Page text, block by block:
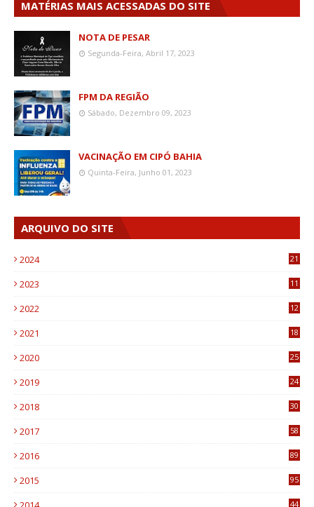
MATÉRIAS MAIS ACESSADAS DO SITE
NOTA DE PESAR
Segunda-Feira, Abril 17, 2023
FPM DA REGIÃO
Sábado, Dezembro 09, 2023
VACINAÇÃO EM CIPÓ BAHIA
Quinta-Feira, Junho 01, 2023
ARQUIVO DO SITE
2024 21
2023
11
2022
12
2021
18
2020
25
2019
24
2018
30
2017
58
2016
89
2015
95
44